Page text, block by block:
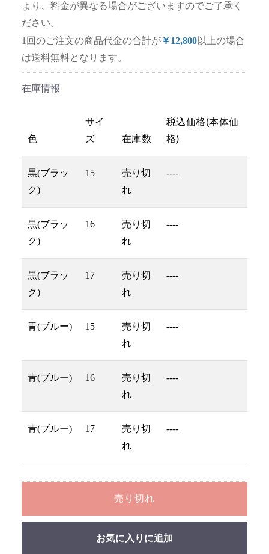
より、料金が異なる場合がございますのでご了承く
ださい。
1回のご注文の商品代金の合計が￥12,800以上の場合
は送料無料となります。
在庫情報
色
サイ
ズ
在庫数
税込価格(本体価
格)
黒(ブラッ
ク)
15
売り切
れ
----
黒(ブラッ
ク)
16
売り切
れ
----
黒(ブラッ
ク)
17
売り切
れ
----
青(ブルー) 15
売り切
れ
----
青(ブルー) 16
売り切
れ
----
青(ブルー) 17
売り切
れ
----
売り切れ
お気に入りに追加